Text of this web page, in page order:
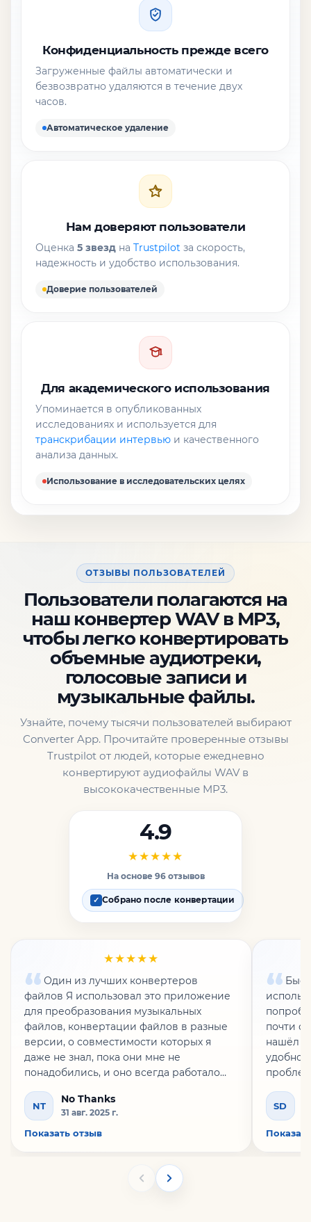
Конфиденциальность прежде всего
Загруженные файлы автоматически и
безвозвратно удаляются в течение двух
часов.
Автоматическое удаление
Нам доверяют пользователи
Оценка 5 звезд на Trustpilot за скорость,
надежность и удобство использования.
Доверие пользователей
Для академического использования
Упоминается в опубликованных
исследованиях и используется для
транскрибации интервью и качественного
анализа данных.
Использование в исследовательских целях
ОТЗЫВЫ ПОЛЬЗОВАТЕЛЕЙ
Пользователи полагаются на
наш конвертер WAV в MP3,
чтобы легко конвертировать
объемные аудиотреки,
голосовые записи и
музыкальные файлы.
Узнайте, почему тысячи пользователей выбирают
Converter App. Прочитайте проверенные отзывы
Trustpilot от людей, которые ежедневно
конвертируют аудиофайлы WAV в
высококачественные MP3.
4.9
★★★★★
На основе 96 отзывов
✓ Собрано после конвертации
★★★★★
Один из лучших конвертеров
файлов Я использовал это приложение
для преобразования музыкальных
файлов, конвертации файлов в разные
версии, о совместимости которых я
даже не знал, пока они мне не
понадобились, и оно всегда работало
рекомендую Converter App!
NT
No Thanks
31 авг. 2025 г.
Показать отзыв
почти
нашёл
удобно
им с
SD